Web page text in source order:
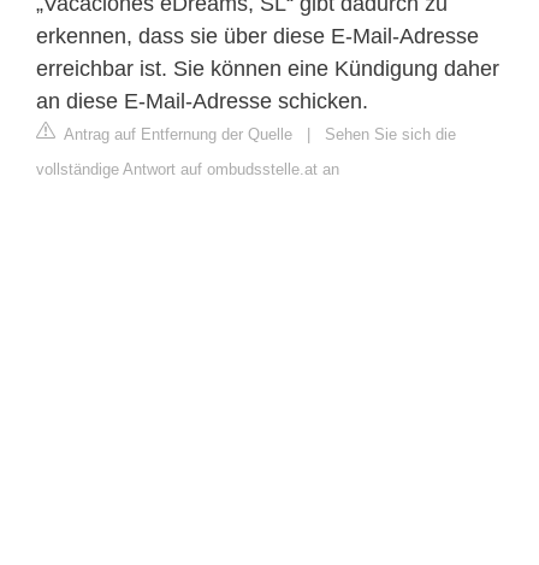
erkennen, dass sie über diese E-Mail-Adresse
erreichbar ist. Sie können eine Kündigung daher
an diese E-Mail-Adresse schicken.
Antrag auf Entfernung der Quelle
Sehen Sie sich die
vollständige Antwort auf ombudsstelle.at an